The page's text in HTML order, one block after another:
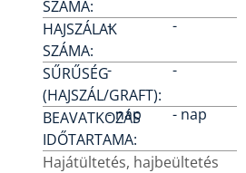
SZÁMA:
HAJSZÁLAK
SZÁMA:
- -
SŰRŰSÉG
(HAJSZÁL/GRAFT):
- -
BEAVATKOZÁS
IDŐTARTAMA:
- nap - nap
Hajátültetés, hajbeültetés